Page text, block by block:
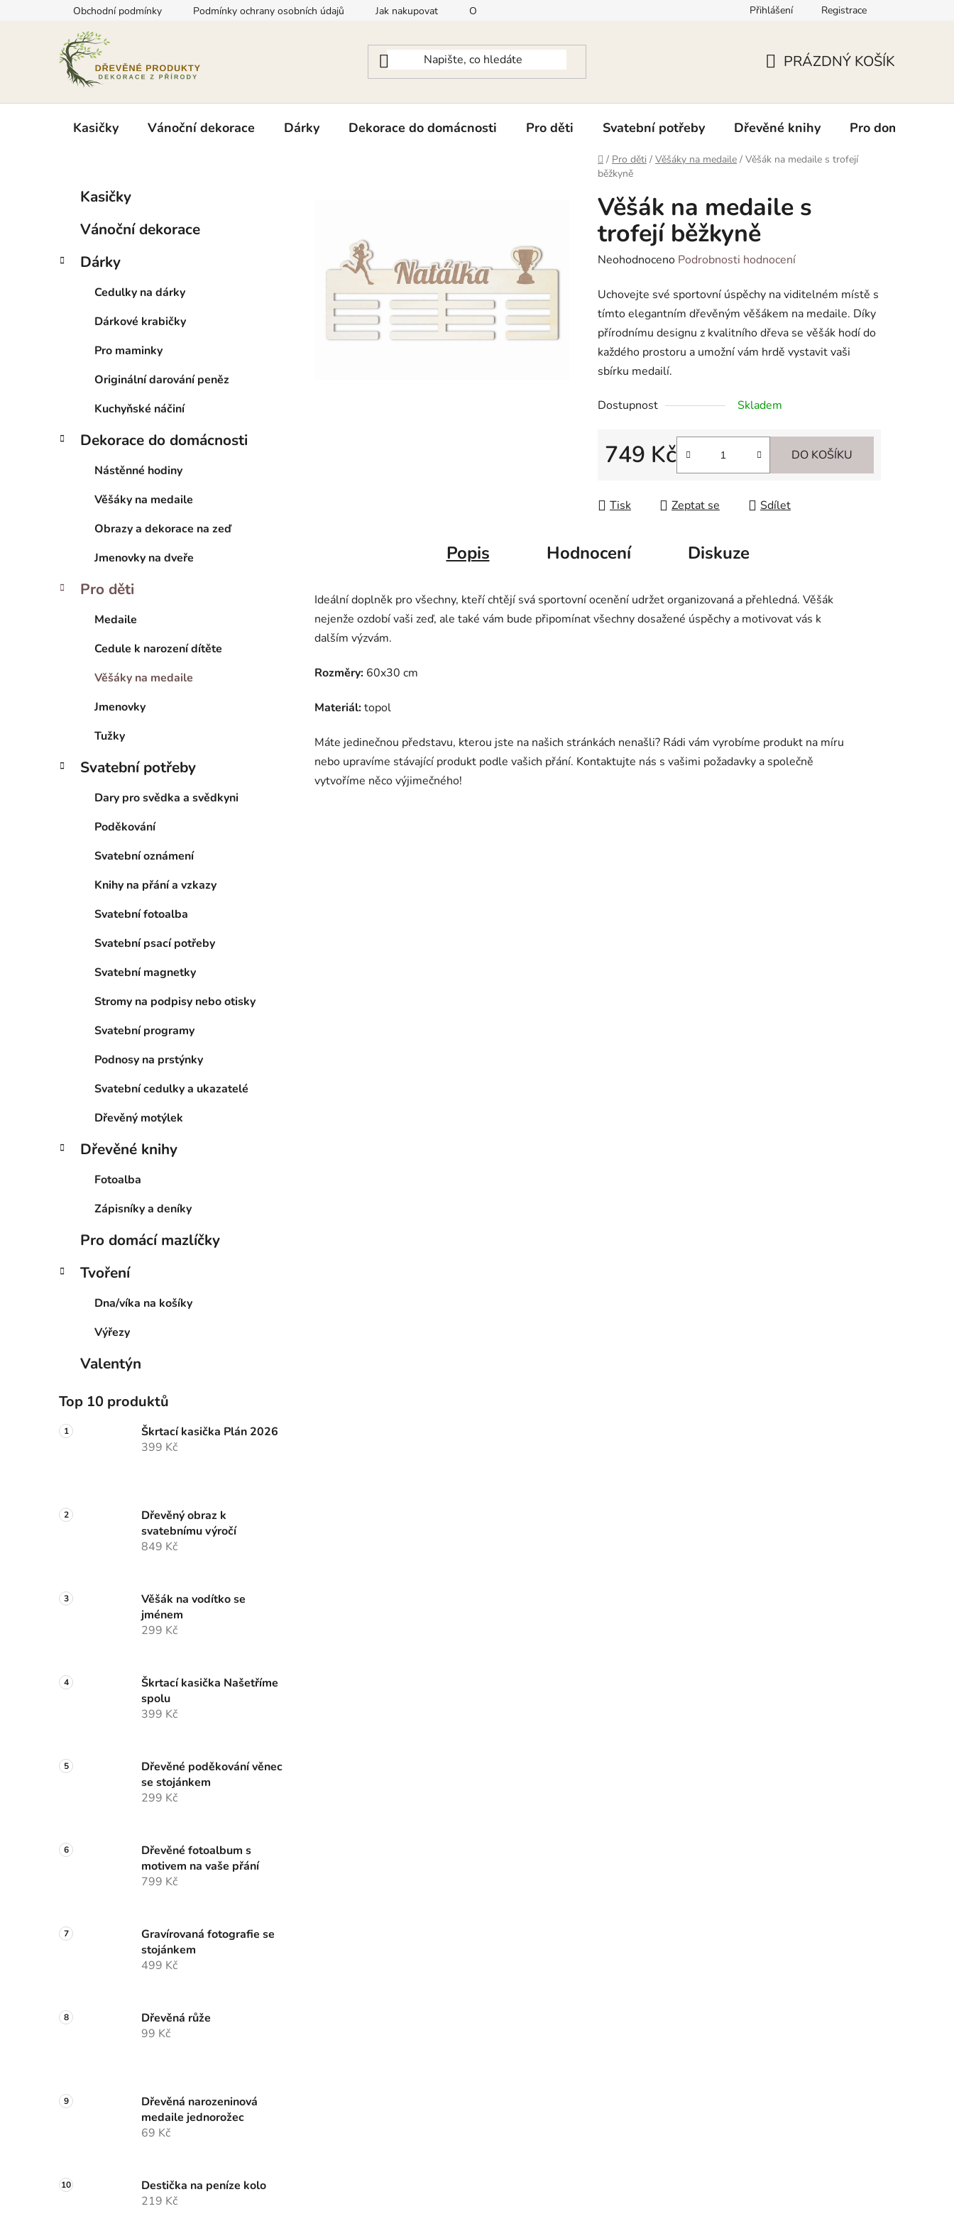
Obchodní podmínky Podmínky ochrany osobních údajů Jak nakupovat Odstoupení od smlouvy Přihlášení Registrace
PRÁZDNÝ KOŠÍK
Kasičky Vánoční dekorace Dárky Dekorace do domácnosti Pro děti Svatební potřeby Dřevěné knihy Pro domácí
Domů
/ Pro děti / Věšáky na medaile / Věšák na medaile s trofejí
běžkyně
r
Přeskočit
kategorie
o
Kasičky
Vánoční dekorace
Dárky
Cedulky na dárky
Dárkové krabičky
Pro maminky
Originální darování peněz
Kuchyňské náčiní
Dekorace do domácnosti
Nástěnné hodiny
Věšáky na medaile
Obrazy a dekorace na zeď
Jmenovky na dveře
Pro děti
Medaile
Cedule k narození dítěte
Věšáky na medaile
Jmenovky
Tužky
Svatební potřeby
Dary pro svědka a svědkyni
Poděkování
Svatební oznámení
Knihy na přání a vzkazy
Svatební fotoalba
Svatební psací potřeby
Svatební magnetky
Stromy na podpisy nebo otisky
Svatební programy
Podnosy na prstýnky
Svatební cedulky a ukazatelé
Dřevěný motýlek
Dřevěné knihy
Fotoalba
Zápisníky a deníky
Pro domácí mazlíčky
Tvoření
Dna/víka na košíky
Výřezy
Valentýn
Top 10 produktů
Škrtací kasička Plán 2026
399 Kč
Dřevěný obraz k
svatebnímu výročí
849 Kč
Věšák na vodítko se
jménem
299 Kč
Škrtací kasička Našetříme
spolu
399 Kč
Dřevěné poděkování věnec
se stojánkem
299 Kč
Dřevěné fotoalbum s
motivem na vaše přání
799 Kč
Gravírovaná fotografie se
stojánkem
499 Kč
Dřevěná růže
99 Kč
Dřevěná narozeninová
medaile jednorožec
69 Kč
Destička na peníze kolo
219 Kč
Věšák na medaile s
trofejí běžkyně
Průměrné
produktu
je
0,0
z
5
Neohodnoceno Podrobnosti hodnocení
Uchovejte své sportovní úspěchy na viditelném místě s
tímto elegantním dřevěným věšákem na medaile. Díky
přírodnímu designu z kvalitního dřeva se věšák hodí do
každého prostoru a umožní vám hrdě vystavit vaši
sbírku medailí.
Dostupnost Skladem
749 Kč DO KOŠÍKU
Tisk Zeptat se Sdílet
Popis Hodnocení Diskuze
Ideální doplněk pro všechny, kteří chtějí svá sportovní ocenění udržet organizovaná a přehledná. Věšák
nejenže ozdobí vaši zeď, ale také vám bude připomínat všechny dosažené úspěchy a motivovat vás k
dalším výzvám.
Rozměry: 60x30 cm
Materiál:topol
Máte jedinečnou představu, kterou jste na našich stránkách nenašli? Rádi vám vyrobíme produkt na míru
nebo upravíme stávající produkt podle vašich přání. Kontaktujte nás s vašimi požadavky a společně
vytvoříme něco výjimečného!